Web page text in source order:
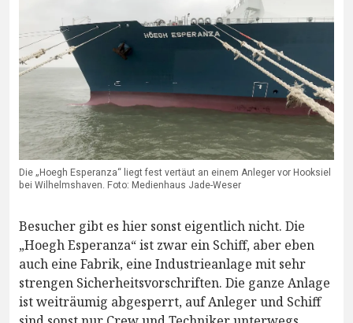
Die „Hoegh Esperanza“ liegt fest vertäut an einem Anleger vor Hooksiel
bei Wilhelmshaven. Foto: Medienhaus Jade-Weser
Besucher gibt es hier sonst eigentlich nicht. Die
„Hoegh Esperanza“ ist zwar ein Schiff, aber eben
auch eine Fabrik, eine Industrieanlage mit sehr
strengen Sicherheitsvorschriften. Die ganze Anlage
ist weiträumig abgesperrt, auf Anleger und Schiff